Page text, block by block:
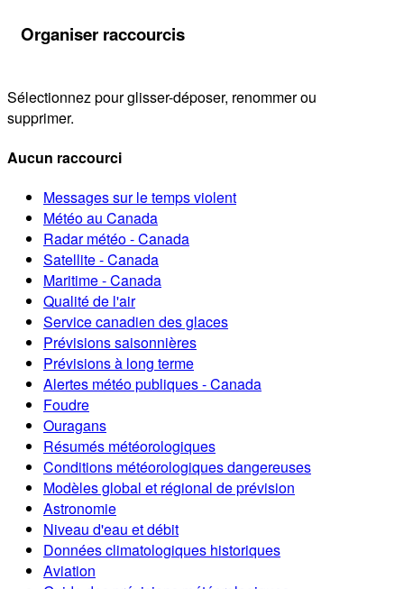
Organiser raccourcis
Sélectionnez pour glisser-déposer, renommer ou
supprimer.
Aucun raccourci
Messages sur le temps violent
Météo au Canada
Radar météo - Canada
Satellite - Canada
Maritime - Canada
Qualité de l'air
Service canadien des glaces
Prévisions saisonnières
Prévisions à long terme
Alertes météo publiques - Canada
Foudre
Ouragans
Résumés météorologiques
Conditions météorologiques dangereuses
Modèles global et régional de prévision
Astronomie
Niveau d'eau et débit
Données climatologiques historiques
Aviation